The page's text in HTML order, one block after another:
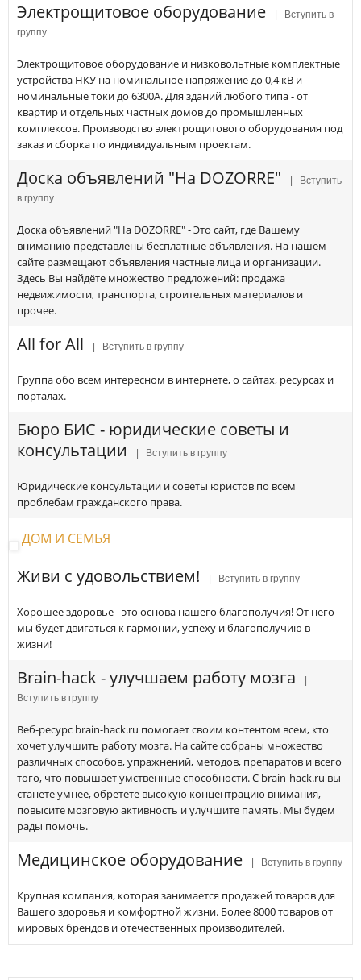
Электрощитовое оборудование
| Вступить в
группу
Электрощитовое оборудование и низковольтные комплектные
устройства НКУ на номинальное напряжение до 0,4 кВ и
номинальные токи до 6300А. Для зданий любого типа - от
квартир и отдельных частных домов до промышленных
комплексов. Производство электрощитового оборудования под
заказ и сборка по индивидуальным проектам.
Доска объявлений "На DOZORRE"
| Вступить
в группу
Доска объявлений "На DOZORRE" - Это сайт, где Вашему
вниманию представлены бесплатные объявления. На нашем
сайте размещают объявления частные лица и организации.
Здесь Вы найдёте множество предложений: продажа
недвижимости, транспорта, строительных материалов и
прочее.
All for All | Вступить в группу
Группа обо всем интересном в интернете, о сайтах, ресурсах и
порталах.
Бюро БИС - юридические советы и
консультации
| Вступить в группу
Юридические консультации и советы юристов по всем
проблебам гражданского права.
ДОМ И СЕМЬЯ
Живи с удовольствием! | Вступить в группу
Хорошее здоровье - это основа нашего благополучия! От него
мы будет двигаться к гармонии, успеху и благополучию в
жизни!
Brain-hack - улучшаем работу мозга
|
Вступить в группу
Веб-ресурс brain-hack.ru помогает своим контентом всем, кто
хочет улучшить работу мозга. На сайте собраны множество
различных способов, упражнений, методов, препаратов и всего
того, что повышает умственные способности. С brain-hack.ru вы
станете умнее, обретете высокую концентрацию внимания,
повысите мозговую активность и улучшите память. Мы будем
рады помочь.
Медицинское оборудование | Вступить в группу
Крупная компания, которая занимается продажей товаров для
Вашего здоровья и комфортной жизни. Более 8000 товаров от
мировых брендов и отечественных производителей.